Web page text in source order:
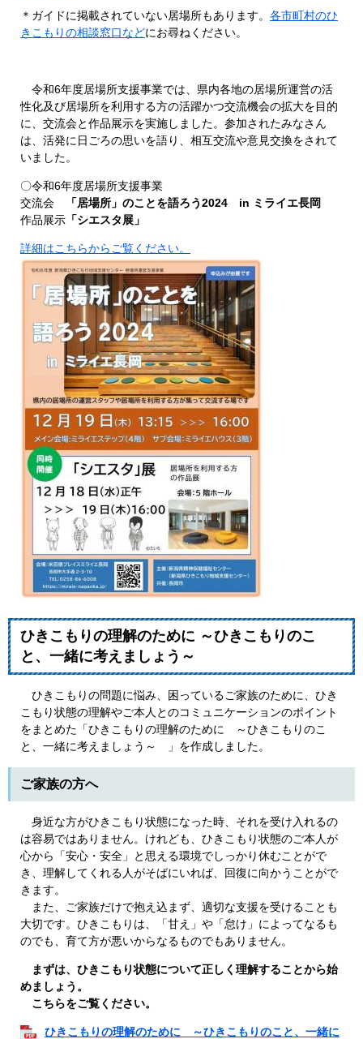
＊ガイドに掲載されていない居場所もあります。 各市町村のひ
きこもりの相談窓口などにお尋ねください。
令和6年度居場所支援事業では、県内各地の居場所運営の活
性化及び居場所を利用する方の活躍かつ交流機会の拡大を目的
に、交流会と作品展示を実施しました。参加されたみなさん
は、活発に日ごろの思いを語り、相互交流や意見交換をされて
いました。
〇​令和6年度居場所支援事業
交流会
「居場所」のことを語ろう2024 in ミライエ長岡
作品展示 「シエスタ展」
詳細はこちらからご覧ください。
ひきこもりの理解のために ～ひきこもりのこ
と、一緒に考えましょう～
ひきこもりの問題に悩み、困っているご家族のために、ひき
こもり状態の理解やご本人とのコミュニケーションのポイント
をまとめた「ひきこもりの理解のために ～ひきこもりのこ
と、一緒に考えましょう～ 」を作成しました。
ご家族の方へ
身近な方がひきこもり状態になった時、それを受け入れるの
は容易ではありません。けれども、ひきこもり状態のご本人が
心から「安心・安全」と思える環境でしっかり休むことがで
き、理解してくれる人がそばにいれば、回復に向かうことがで
きます。
また、ご家族だけで抱え込まず、適切な支援を受けることも
大切です。ひきこもりは、「甘え」や「怠け」によってなるも
のでも、育て方が悪いからなるものでもありません。
まずは、ひきこもり状態について正しく理解することから始
めましょう。
こちらをご覧ください。
ひきこもりの理解のために ～ひきこもりのこと、一緒に